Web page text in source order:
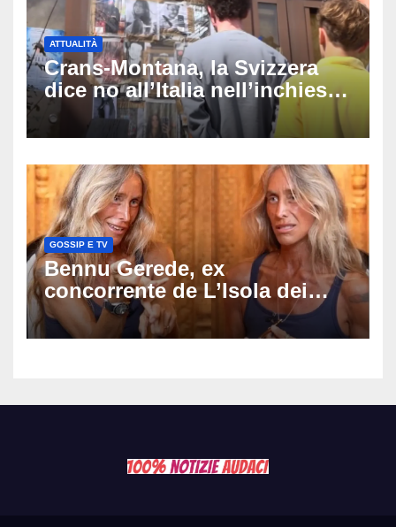
ATTUALITÀ
Crans-Montana, la Svizzera
dice no all’Italia nell’inchiesta
sul rogo: respinta la richiesta
di costituirsi parte civile
GOSSIP E TV
Bennu Gerede, ex
concorrente de L’Isola dei
Famosi fermata dopo una
diretta: cosa ha mostrato e